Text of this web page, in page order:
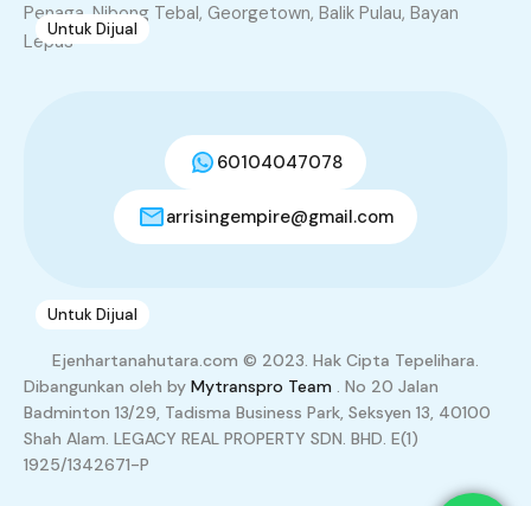
Untuk Dijual
Kulim, Kedah, 09000, Malaysia
RM590,000.00 3
Untuk Dijual
Taman Kijang Semi D Lunas Kedah
Taman Kijang, Lunas, Kulim, Kedah, 09600, Malaysia
Semi D
RM340,000.00
Penaga, Nibong Tebal, Georgetown, Balik Pulau, Bayan
Lepas
60104047078
arrisingempire@gmail.com
Ejenhartanahutara.com © 2023. Hak Cipta Tepelihara.
Dibangunkan oleh by Mytranspro Team . No 20 Jalan
Badminton 13/29, Tadisma Business Park, Seksyen 13, 40100
Shah Alam. LEGACY REAL PROPERTY SDN. BHD. E(1)
1925/1342671-P